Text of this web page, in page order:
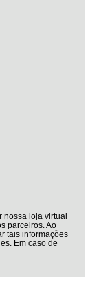
nossa loja virtual
parceiros. Ao
tais informações
Em caso de